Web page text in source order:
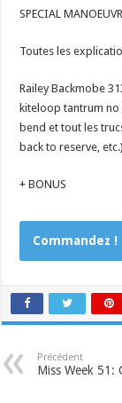
SPECIAL
Toutes les
Railey Backmobe
kiteloop tantrum
bend et tout les
back to reserve, etc.)
+ BONUS
Commandez !
Précédent
Miss Week 51: